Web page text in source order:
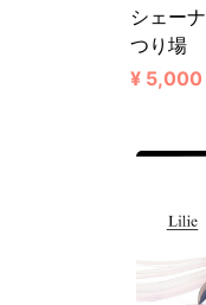
シェー
つり場
¥ 5,000